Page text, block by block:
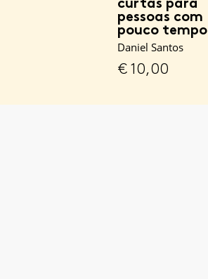
pessoas com
pouco tempo
Daniel Santos
€10,00